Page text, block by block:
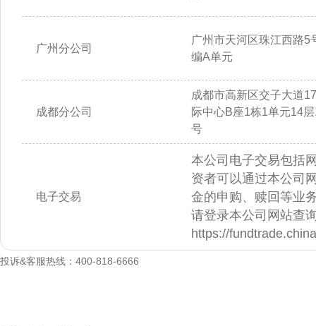
广州分公司
广州市天河区珠江西路5
编A单元
成都分公司
成都市高新区交子大道
际中心B座1栋1单元14
号
电子交易
本公司电子交易包括
资者可以通过本公司
金的申购、赎回等业
请登录本公司网站查
https://
投诉&客服热线：400-818-6666